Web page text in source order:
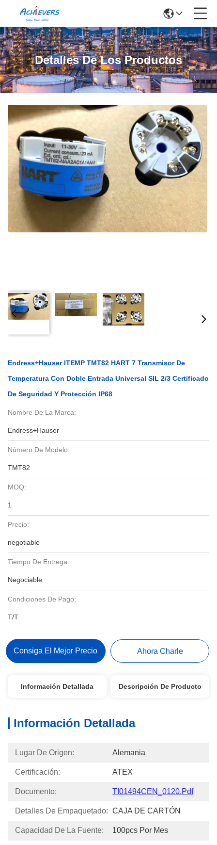
Detalles De Los Productos
Endress+Hauser ITEMP TMT82 HART 7 Transmisor De
Temperatura Con Doble Entrada Universal SIL 2/3 Certificado
De Seguridad Y Protección IP68
Nombre De La Marca:
Endress+Hauser
Número De Modelo:
TMT82
MOQ:
1
Precio:
negotiable
Tiempo De Entrega:
Negociable
Condiciones De Pago:
T/T
Consiga El Mejor Precio Ahora Charle
Información Detallada Descripción De Producto
Información Detallada
Lugar De Origen: Alemania
Certificación: ATEX
Documento: TI01494CEN_0120.pdf
Detalles De Empaquetado: CAJA DE CARTÓN
Capacidad De La Fuente: 100pcs Por Mes